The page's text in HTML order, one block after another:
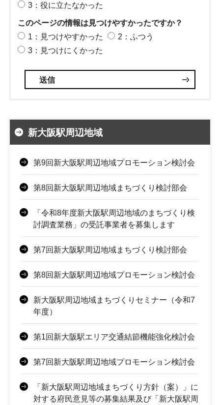
3：役に立たなかった
このページの情報は見つけやすかったですか？
1：見つけやすかった
2：ふつう
3：見つけにくかった
新大阪駅周辺地域
第9回新大阪駅周辺地域プロモーション検討会
第8回新大阪駅周辺地域まちづくり検討部会
「令和8年度新大阪駅周辺地域のまちづくり検
討調査業務」の受託事業者を募集します
第7回新大阪駅周辺地域まちづくり検討部会
第8回新大阪駅周辺地域プロモーション検討会
新大阪駅周辺地域まちづくりセミナー（令和7
年度）
第1回新大阪駅エリア交通結節機能強化検討会
第7回新大阪駅周辺地域プロモーション検討会
「新大阪駅周辺地域まちづくり方針（案）」に
対する府民意見等の募集結果及び「新大阪駅周